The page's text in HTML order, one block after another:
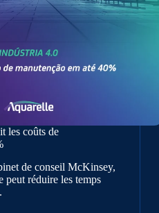
les coûts de
de conseil McKinsey,
peut réduire les temps